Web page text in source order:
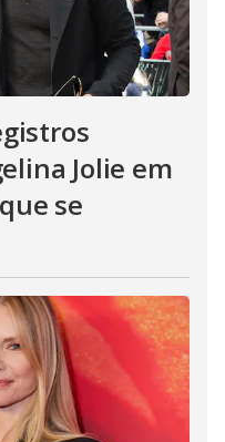
Jolie em
se